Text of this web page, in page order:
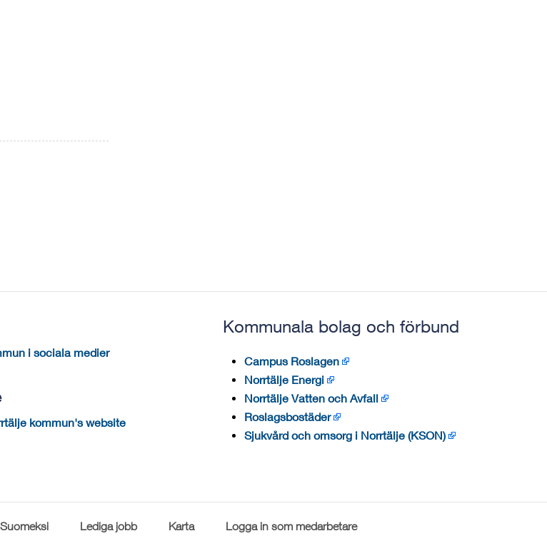
i sociala medier
kommun's website
Kommunala bolag och förbund
Campus Roslagen
Norrtälje Energi
Norrtälje Vatten och Avfall
Roslagsbostäder
Sjukvård och omsorg i Norrtälje (KSON)
Suomeksi Lediga jobb Karta Logga in som medarbetare